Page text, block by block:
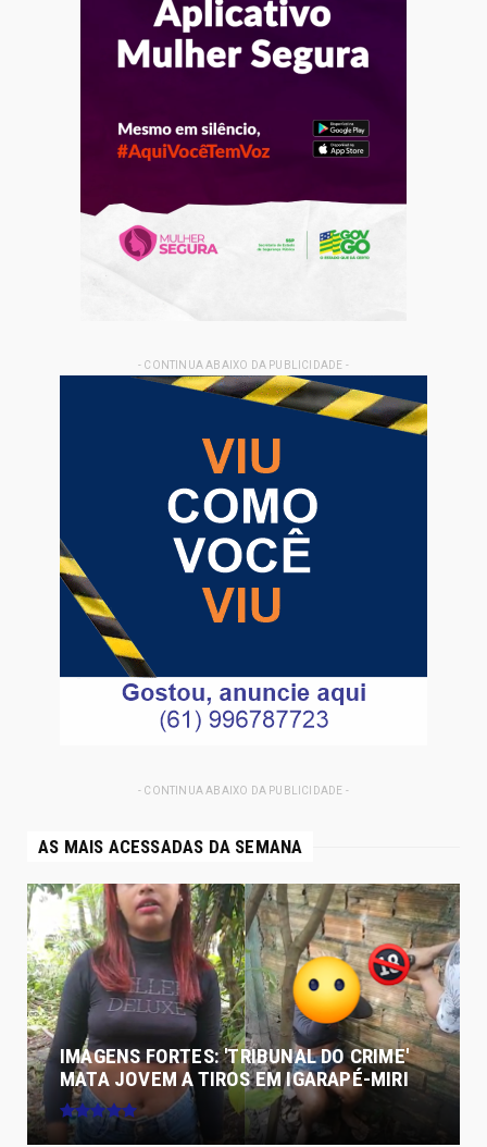
- CONTINUA ABAIXO DA PUBLICIDADE -
- CONTINUA ABAIXO DA PUBLICIDADE -
AS MAIS ACESSADAS DA SEMANA
IMAGENS FORTES: 'TRIBUNAL DO CRIME'
MATA JOVEM A TIROS EM IGARAPÉ-MIRI